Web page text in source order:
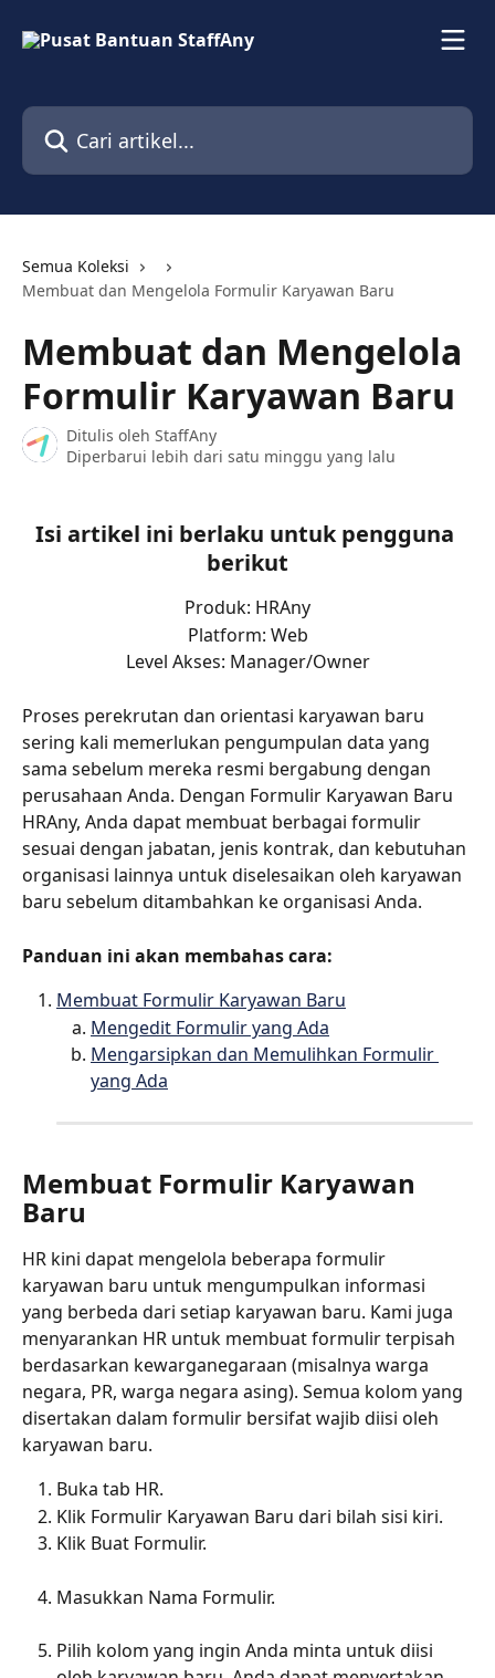
Cari artikel...
Semua Koleksi
Membuat dan Mengelola Formulir Karyawan Baru
Membuat dan Mengelola
Formulir Karyawan Baru
Ditulis oleh StaffAny
Diperbarui lebih dari satu minggu yang lalu
Isi artikel ini berlaku untuk pengguna
berikut
Produk: HRAny
Platform: Web
Level Akses: Manager/Owner
Proses perekrutan dan orientasi karyawan baru
sering kali memerlukan pengumpulan data yang
sama sebelum mereka resmi bergabung dengan
perusahaan Anda. Dengan Formulir Karyawan Baru
HRAny, Anda dapat membuat berbagai formulir
sesuai dengan jabatan, jenis kontrak, dan kebutuhan
organisasi lainnya untuk diselesaikan oleh karyawan
baru sebelum ditambahkan ke organisasi Anda.
Panduan ini akan membahas cara:
Membuat Formulir Karyawan Baru
Mengedit Formulir yang Ada
Mengarsipkan dan Memulihkan Formulir
yang Ada
Membuat Formulir Karyawan
Baru
HR kini dapat mengelola beberapa formulir
karyawan baru untuk mengumpulkan informasi
yang berbeda dari setiap karyawan baru. Kami juga
menyarankan HR untuk membuat formulir terpisah
berdasarkan kewarganegaraan (misalnya warga
negara, PR, warga negara asing). Semua kolom yang
disertakan dalam formulir bersifat wajib diisi oleh
karyawan baru.
Buka tab HR.
Klik Formulir Karyawan Baru dari bilah sisi kiri.
Klik Buat Formulir.
Masukkan Nama Formulir.
Pilih kolom yang ingin Anda minta untuk diisi